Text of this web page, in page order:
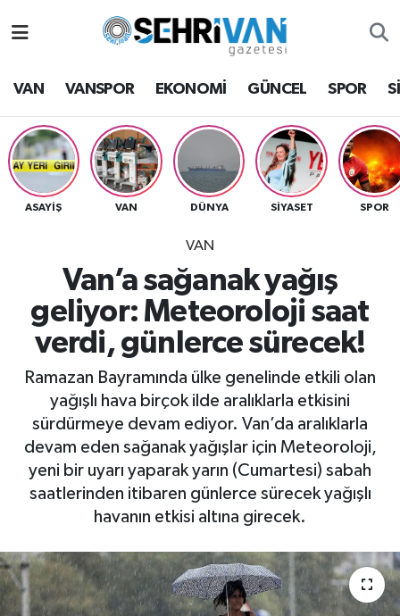
VAN VANSPOR EKONOMİ GÜNCEL SPOR
ASAYİŞ VAN DÜNYA SİYASET SPOR
VAN
Van’a sağanak yağış
geliyor: Meteoroloji saat
verdi, günlerce sürecek!
Ramazan Bayramında ülke genelinde etkili olan
yağışlı hava birçok ilde aralıklarla etkisini
sürdürmeye devam ediyor. Van’da aralıklarla
devam eden sağanak yağışlar için Meteoroloji,
yeni bir uyarı yaparak yarın (Cumartesi) sabah
saatlerinden itibaren günlerce sürecek yağışlı
havanın etkisi altına girecek.
Van Hava Durumu
VAN Namaz Vakitleri
Van Trafik Yoğunluk Haritası
Süper Lig Puan Durumu ve Fikstür
Tüm Manşetler
Son Dakika Haberleri
Haber Arşivi